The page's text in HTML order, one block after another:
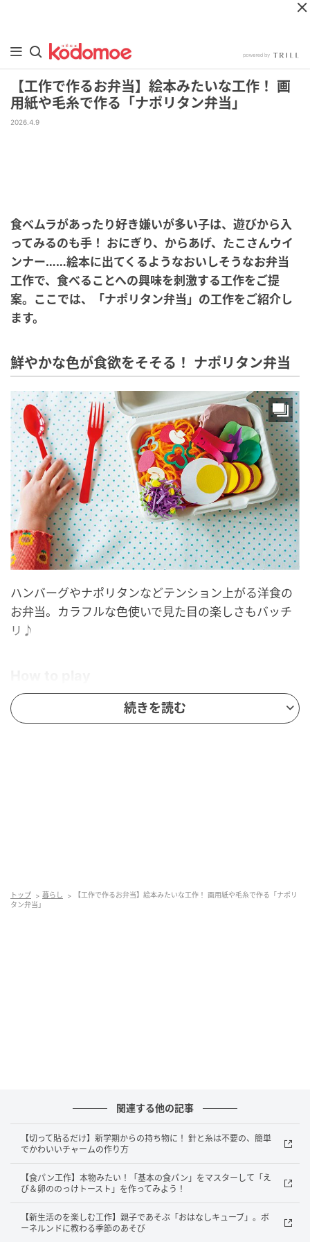
【工作で作るお弁当】絵本みたいな工作！ 画
用紙や毛糸で作る「ナポリタン弁当」
2026.4.9
食べムラがあったり好き嫌いが多い子は、遊びから入
ってみるのも手！ おにぎり、からあげ、たこさんウイ
ンナー……絵本に出てくるようなおいしそうなお弁当
工作で、食べることへの興味を刺激する工作をご提
案。ここでは、「ナポリタン弁当」の工作をご紹介し
ます。
鮮やかな色が食欲をそそる！ ナポリタン弁当
ハンバーグやナポリタンなどテンション上がる洋食の
お弁当。カラフルな色使いで見た目の楽しさもバッチ
リ♪
本物みたいな毛糸の麺。おもちゃのフライパンで炒め
てからお弁当箱に入れて遊んでも！
続きを読む
トップ 暮らし
【工作で作るお弁当】絵本みたいな工作！ 画用紙や毛糸で作る「ナポリ
タン弁当」
関連する他の記事
【切って貼るだけ】新学期からの持ち物に！ 針と糸は不要の、簡単
でかわいいチャームの作り方
【食パン工作】本物みたい！「基本の食パン」をマスターして「え
び＆卵ののっけトースト」を作ってみよう！
【新生活のを楽しむ工作】親子であそぶ「おはなしキューブ」。ボ
ーネルンドに教わる季節のあそび